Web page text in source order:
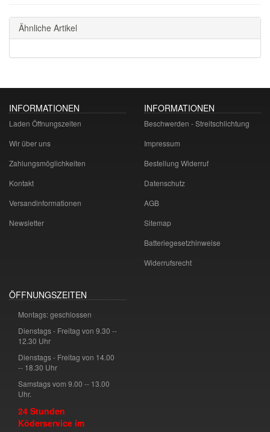
Ähnliche Artikel
INFORMATIONEN
Laden Öffnungszeiten
Wir über uns
Zahlungsmöglichkeiten
Kontakt
Versandinformationen
Newsletter
INFORMATIONEN
Beschwerden - Streitschlichtung
Impressum
Bestellung Widerruf
Datenschutz
AGB
Sitemap
Batteriegesetzhinweise
Widerrufsrecht
ÖFFNUNGSZEITEN
Montags: geschlossen
Dienstags - Freitag von 9.30 --
12.30 Uhr
Dienstags - Freitag von 14.00
-- 18.30 Uhr
Samstags vom 9.00 -- 13.00
Uhr.
24 Stunden
Köderservice im